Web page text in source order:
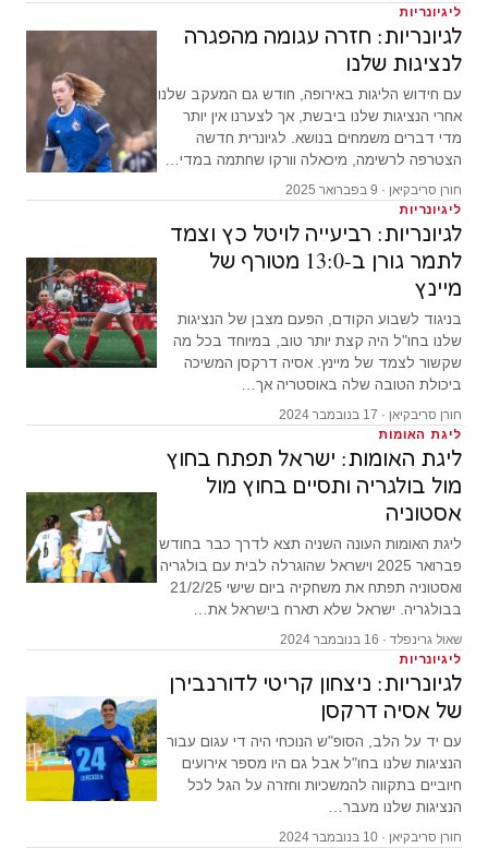
ליגיונריות
לגיונריות: חזרה עגומה מהפגרה
לנציגות שלנו
עם חידוש הליגות באירופה, חודש גם המעקב שלנו
אחרי הנציגות שלנו ביבשת, אך לצערנו אין יותר
מדי דברים משמחים בנושא. לגיונרית חדשה
הצטרפה לרשימה, מיכאלה וורקו שחתמה במדי…
חורן סריבקיאן · 9 בפברואר 2025
ליגיונריות
לגיונריות: רביעייה לויטל כץ וצמד
לתמר גורן ב-13:0 מטורף של
מיינץ
בניגוד לשבוע הקודם, הפעם מצבן של הנציגות
שלנו בחו"ל היה קצת יותר טוב, במיוחד בכל מה
שקשור לצמד של מיינץ. אסיה דרקסן המשיכה
ביכולת הטובה שלה באוסטריה אך…
חורן סריבקיאן · 17 בנובמבר 2024
ליגת האומות
ליגת האומות: ישראל תפתח בחוץ
מול בולגריה ותסיים בחוץ מול
אסטוניה
ליגת האומות העונה השניה תצא לדרך כבר בחודש
פברואר 2025 וישראל שהוגרלה לבית עם בולגריה
ואסטוניה תפתח את משחקיה ביום שישי 21/2/25
בבולגריה. ישראל שלא תארח בישראל את…
שאול גרינפלד · 16 בנובמבר 2024
ליגיונריות
לגיונריות: ניצחון קריטי לדורנבירן
של אסיה דרקסן
עם יד על הלב, הסופ"ש הנוכחי היה די עגום עבור
הנציגות שלנו בחו"ל אבל גם היו מספר אירועים
חיוביים בתקווה להמשכיות וחזרה על הגל לכל
הנציגות שלנו מעבר…
חורן סריבקיאן · 10 בנובמבר 2024